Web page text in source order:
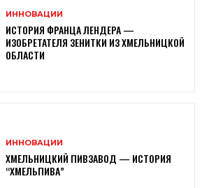
ИННОВАЦИИ
ИСТОРИЯ ФРАНЦА ЛЕНДЕРА —
ИЗОБРЕТАТЕЛЯ ЗЕНИТКИ ИЗ ХМЕЛЬНИЦКОЙ
ОБЛАСТИ
ИННОВАЦИИ
ХМЕЛЬНИЦКИЙ ПИВЗАВОД — ИСТОРИЯ
“ХМЕЛЬПИВА”